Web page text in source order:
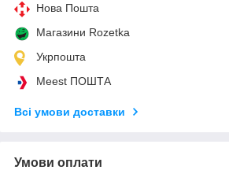
Нова Пошта
Магазини Rozetka
Укрпошта
Meest ПОШТА
Всі умови доставки
Умови оплати